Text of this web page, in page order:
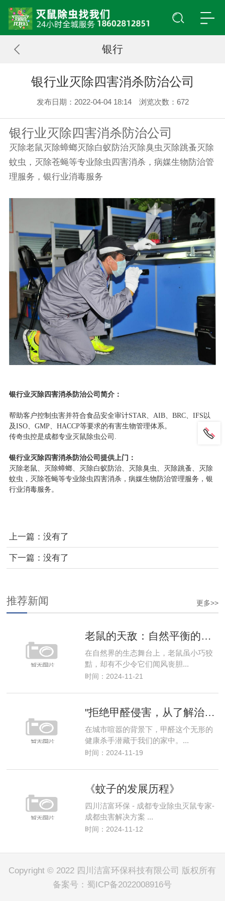
银行
银行业灭除四害消杀防治公司
发布日期：2022-04-04 18:14 浏览次数： 672
银行业灭除四害消杀防治公司
灭除老鼠灭除蟑螂灭除白蚁防治灭除臭虫灭除跳蚤灭除
蚊虫，灭除苍蝇等专业除虫四害消杀，病媒生物防治管
理服务，银行业消毒服务
银行业灭除四害消杀防治公司简介：
帮助客户控制虫害并符合食品安全审计STAR、AIB、BRC、IFS以
及ISO、GMP、HACCP等要求的有害生物管理体系。
传奇虫控是成都专业灭鼠除虫公司.
银行业灭除四害消杀防治公司提供上门：
灭除老鼠、灭除蟑螂、灭除白蚁防治、灭除臭虫、灭除跳蚤、灭除
蚊虫 ， 灭除苍蝇等专业除虫四害消杀，病媒生物防治管理服务，银
行业消毒服务。
上一篇：没有了
下一篇：没有了
更多>>
推荐新闻
老鼠的天敌：自然平衡的守护者
在自然界的生态舞台上，老鼠虽小巧狡
黠，却有不少令它们闻风丧胆...
时间：2024-11-21
"拒绝甲醛侵害，从了解治理方法开始，守护全家健康"
在城市喧嚣的背景下，甲醛这个无形的
健康杀手潜藏于我们的家中。...
时间：2024-11-19
《蚊子的发展历程》
四川洁富环保 - 成都专业除虫灭鼠专家-
成都虫害解决方案 ...
时间：2024-11-12
Copyright © 2022 四川洁富环保科技有限公司 版权所有
备案号： 蜀ICP备2022008916号